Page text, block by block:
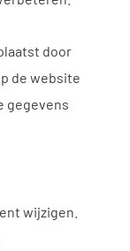
door
de website
gegevens
wijzigen.